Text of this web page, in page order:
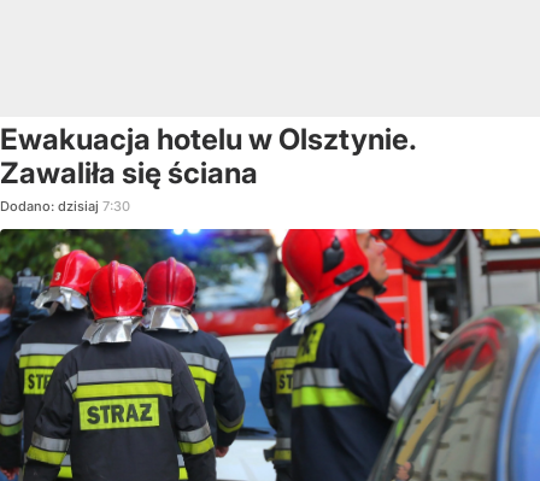
Ewakuacja hotelu w Olsztynie.
Zawaliła się ściana
Dodano: dzisiaj 7:30